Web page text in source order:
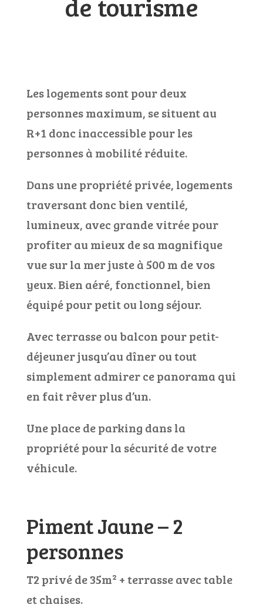
Les logements sont pour deux
personnes maximum, se situent au
R+1 donc inaccessible pour les
personnes à mobilité réduite.
Dans une propriété privée, logements
traversant donc bien ventilé,
lumineux, avec grande vitrée pour
profiter au mieux de sa magnifique
vue sur la mer juste à 500 m de vos
yeux. Bien aéré, fonctionnel, bien
équipé pour petitou long séjour.
Avec terrasse ou balcon pour petit-
déjeuner jusqu’au dîner ou tout
simplement admirer ce panorama qui
en fait rêver plus d’un.
Une place de parking dans la
propriété pour la sécurité de votre
véhicule.
Piment Jaune – 2
personnes
T2 privé de 35m² + terrasse avec table
et chaises.